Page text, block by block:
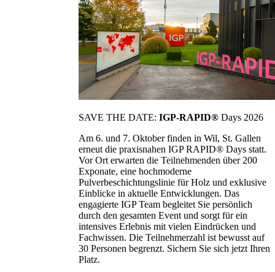
SAVE THE DATE: IGP-RAPID® Days 2026
Am 6. und 7. Oktober finden in Wil, St. Gallen
erneut die praxisnahen IGP RAPID® Days statt.
Vor Ort erwarten die Teilnehmenden über 200
Exponate, eine hochmoderne
Pulverbeschichtungslinie für Holz und exklusive
Einblicke in aktuelle Entwicklungen. Das
engagierte IGP Team begleitet Sie persönlich
durch den gesamten Event und sorgt für ein
intensives Erlebnis mit vielen Eindrücken und
Fachwissen. Die Teilnehmerzahl ist bewusst auf
30 Personen begrenzt. Sichern Sie sich jetzt Ihren
Platz.